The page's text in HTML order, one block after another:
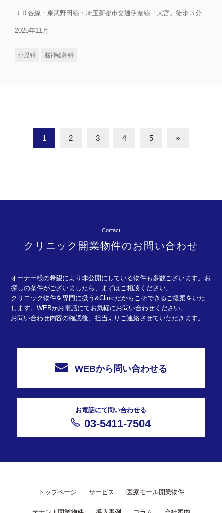
ＪＲ各線・東武野田線・埼玉新都市交通伊奈線「大宮」徒歩３分
2025年11月
小児科 脳神経外科
1 2 3 4 5 »
Contact
クリニック開業物件のお問い合わせ
オーナー様の希望により非公開にしている物件も多数ございます。お
探しの条件がございましたら、まずはご相談ください。
クリニック物件を専門に扱う&Clinicだからこそできるご提案をいた
します。WEBかお電話にてお気軽にお問い合わせください。
お問い合わせ内容の確認後、担当よりご連絡させていただきます。
WEBから問い合わせる
お電話にて問い合わせる
03-5411-7504
トップページ サービス 医療モール開業物件